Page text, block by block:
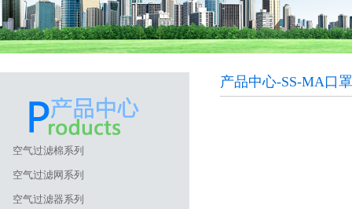
空气过滤棉系列
空气过滤网系列
空气过滤器系列
产品中心-SS-MA口